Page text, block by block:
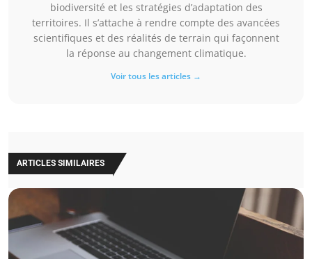
biodiversité et les stratégies d’adaptation des
territoires. Il s’attache à rendre compte des avancées
scientifiques et des réalités de terrain qui façonnent
la réponse au changement climatique.
Voir tous les articles →
ARTICLES SIMILAIRES